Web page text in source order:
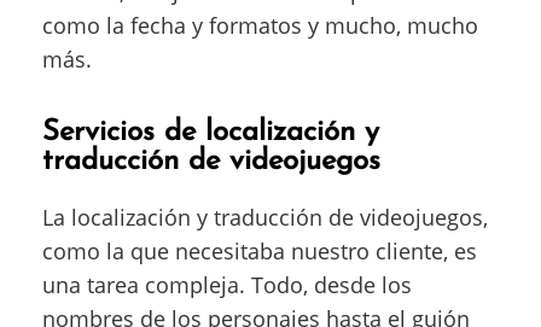
como la fecha y formatos y mucho, mucho
más.
Servicios de localización y
traducción de videojuegos
La localización y traducción de videojuegos,
como la que necesitaba nuestro cliente, es
una tarea compleja. Todo, desde los
nombres de los personajes hasta el guión